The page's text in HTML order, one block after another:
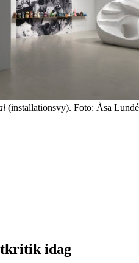
(installationsvy). Foto: Åsa
idag